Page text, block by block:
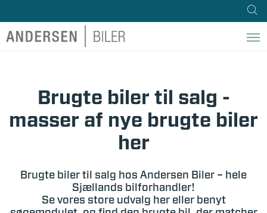
Brugte biler til salg -
masser af nye brugte biler
her
Brugte biler til salg hos Andersen Biler – hele
Sjællands bilforhandler!
Se vores store udvalg her eller benyt